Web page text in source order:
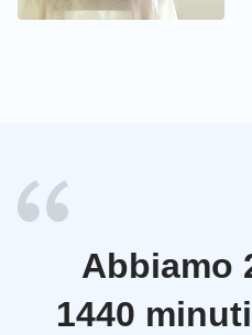
Abbiamo
1440